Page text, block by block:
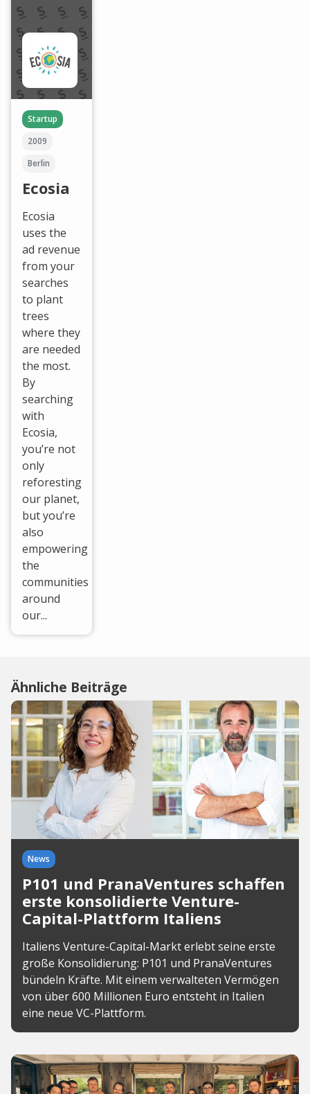
Startup
2009
Berlin
Ecosia
Ecosia
uses the
ad revenue
from your
searches
to plant
trees
where they
are needed
the most.
By
searching
with
Ecosia,
you’re not
only
reforesting
our planet,
but you’re
also
empowering
the
communities
around
our...
Ähnliche Beiträge
News
P101 und PranaVentures schaffen
erste konsolidierte Venture-
Capital-Plattform Italiens
Italiens Venture-Capital-Markt erlebt seine erste
große Konsolidierung: P101 und PranaVentures
bündeln Kräfte. Mit einem verwalteten Vermögen
von über 600 Millionen Euro entsteht in Italien
eine neue VC-Plattform.